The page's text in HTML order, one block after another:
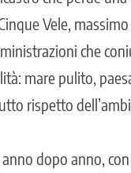
Vele,
che
mare pulito,
rispetto
dopo anno,